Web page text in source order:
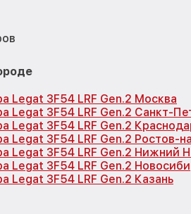
Legat 3F54 LRF Gen.2 Москва
Legat 3F54 LRF Gen.2 Санкт-
Legat 3F54 LRF Gen.2
Legat 3F54 LRF Gen.2 Ростов-
Legat 3F54 LRF Gen.2 Нижний
Legat 3F54 LRF Gen.2
Legat 3F54 LRF Gen.2 Казань